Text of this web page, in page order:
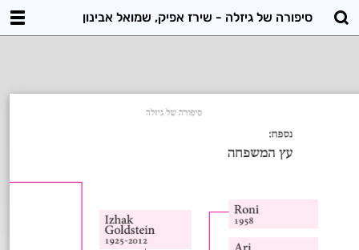
סיפורה של גיזלה - שירז אפיק, שמואל אבינון